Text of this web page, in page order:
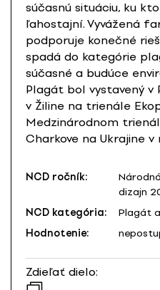
súčasnú situáciu, ku
ľahostajní. Vyvážená
podporuje konečné
spadá do kategórie
súčasné a budúce
Plagát bol vystavený v
v Žiline na trienále
Medzinárodnom
Charkove na Ukrajine v
NCD ročník:
dizajn
NCD kategória:
Plagát
Hodnotenie:
Zdieľať dielo: